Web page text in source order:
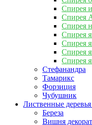
Спирея
Спирея
Спирея
Спирея
Спирея
Спирея
Спирея
Стефанандра
Тамарикс
Форзиция
Чубушник
Лиственные деревья
Береза
Вишня